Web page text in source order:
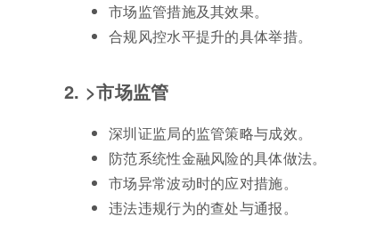
市场监管措施及其效果。
合规风控水平提升的具体举措。
2. >市场监管
深圳证监局的监管策略与成效。
防范系统性金融风险的具体做法。
市场异常波动时的应对措施。
违法违规行为的查处与通报。